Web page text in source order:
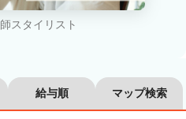
エステティシャン
営業・販売スタッフ・その他
スタイリスト
給与順 マップ検索